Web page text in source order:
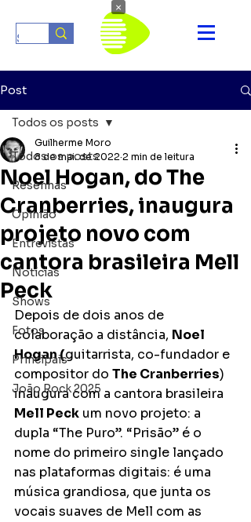
Post
Todos os posts
Resenhas
Opinião
Entrevistas
Notícias
Shows
Fotos
Principais
João Rock 2025
Todos os posts
Noel Hogan, do The
Cranberries, inaugura
projeto novo com
cantora brasileira Mell
Peck
Guilherme Moro
8 de mai. de 2022 2 min de leitura
Depois de dois anos de
colaboração a distância, Noel
Hogan (guitarrista, co-fundador e
compositor do The Cranberries)
inaugura com a cantora brasileira
Mell Peck um novo projeto: a
dupla “The Puro”. “Prisão” é o
nome do primeiro single lançado
nas plataformas digitais: é uma
música grandiosa, que junta os
vocais suaves de Mell com as
×